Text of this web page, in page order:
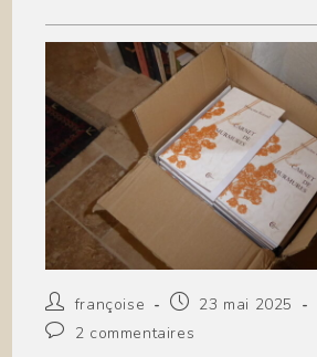
Auteur/autrice
de
la
françoise
Publication
23 mai 2025
Commentaires
2 commentaires